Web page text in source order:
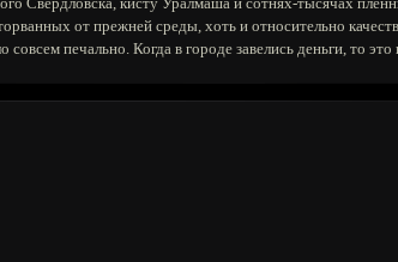
от прежней среды, хоть и относительно
печально. Когда в городе завелись деньги, то